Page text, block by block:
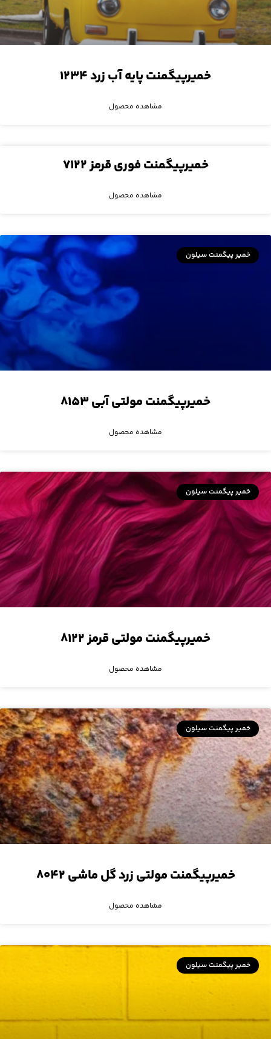
خمیرپیگمنت پایه آب زرد ۱۲۳۴
مشاهده محصول
خمیرپیگمنت فوری قرمز ۷۱۲۲
مشاهده محصول
خمیر پیگمنت سیلون
خمیرپیگمنت مولتی آبی ۸۱۵۳
مشاهده محصول
خمیر پیگمنت سیلون
خمیرپیگمنت مولتی قرمز ۸۱۲۲
مشاهده محصول
خمیر پیگمنت سیلون
خمیرپیگمنت مولتی زرد گل ماشی ۸۰۴۲
مشاهده محصول
خمیر پیگمنت سیلون